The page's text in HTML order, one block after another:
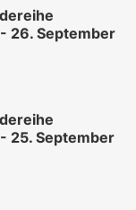
26. September
25. September